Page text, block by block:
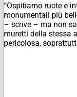
“Ospitiamo ruote e
monumentali più
– scrive – ma non
muretti della stessa
pericolosa,